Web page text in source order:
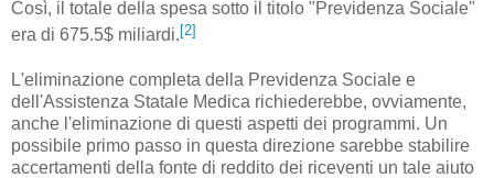
Così, il totale della spesa sotto il titolo "Previdenza Sociale"
era di 675.5$ miliardi.[2]
L'eliminazione completa della Previdenza Sociale e
dell'Assistenza Statale Medica richiederebbe, ovviamente,
anche l'eliminazione di questi aspetti dei programmi. Un
possibile primo passo in questa direzione sarebbe stabilire
accertamenti della fonte di reddito dei riceventi un tale aiuto